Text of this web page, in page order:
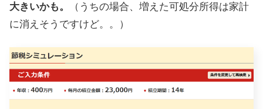
大きいかも。
（うちの場合、増えた可処分所得は家計
に消えそうですけど。。）